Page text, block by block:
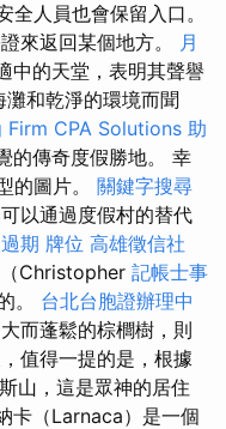
人員也會保留入口。
來返回某個地方。 月
中的天堂，表明其聲譽
灘和乾淨的環境而聞
CPA Solutions 助
的傳奇度假勝地。 幸
的圖片。 關鍵字搜尋
以通過度假村的替代
期 牌位 高雄徵信社
（Christopher 記帳士事
。 台北台胞證辦理中
而蓬鬆的棕櫚樹，則
值得一提的是，根據
山，這是眾神的居住
卡（Larnaca）是一個